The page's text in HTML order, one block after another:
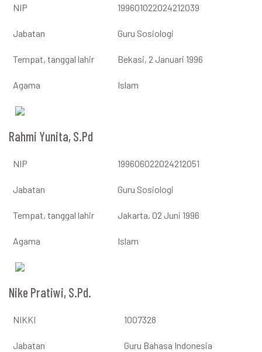
NIP 199601022024212039
Jabatan Guru Sosiologi
Tempat, tanggal lahir Bekasi, 2 Januari 1996
Agama Islam
Rahmi Yunita, S.Pd
NIP 199606022024212051
Jabatan Guru Sosiologi
Tempat, tanggal lahir Jakarta, 02 Juni 1996
Agama Islam
Nike Pratiwi, S.Pd.
NIKKI 1007328
Jabatan Guru Bahasa Indonesia